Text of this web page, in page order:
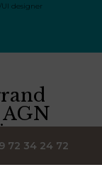
UI designer
72 34 24 72